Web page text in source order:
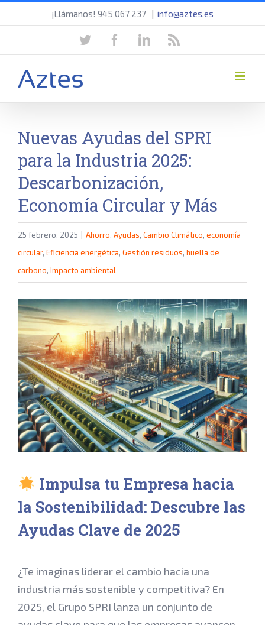
al
¡Llámanos! 945 067 237 | info@aztes.es
twitter facebooklinkedin
Nuevas Ayudas del SPRI
para la Industria 2025:
Descarbonización,
Economía Circular y Más
25 febrero, 2025 Ahorro, Ayudas, Cambio Climático, economía
circular, Eficiencia energética, Gestión residuos, huella de
carbono, Impacto ambiental
Ver
imagen
más
grande
Impulsa tu Empresa hacia
la Sostenibilidad: Descubre las
Ayudas Clave de 2025
¿Te imaginas liderar el cambio hacia una
industria más sostenible y competitiva? En
2025, el Grupo SPRI lanza un conjunto de